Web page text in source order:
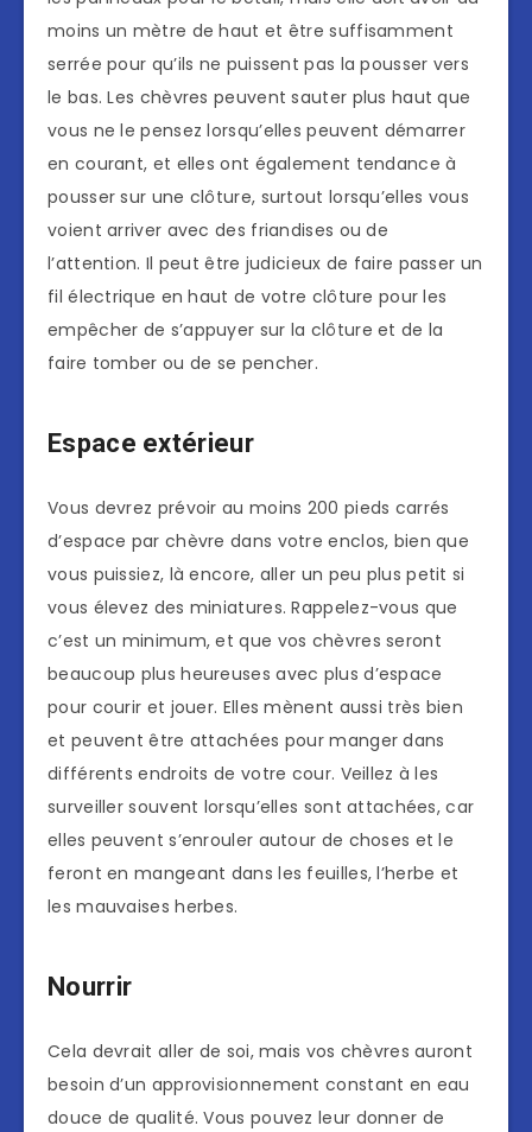
moins un mètre de haut et être suffisamment
serrée pour qu’ils ne puissent pas la pousser vers
le bas. Les chèvres peuvent sauter plus haut que
vous ne le pensez lorsqu’elles peuvent démarrer
en courant, et elles ont également tendance à
pousser sur une clôture, surtout lorsqu’elles vous
voient arriver avec des friandises ou de
l’attention. Il peut être judicieux de faire passer un
fil électrique en haut de votre clôture pour les
empêcher de s’appuyer sur la clôture et de la
faire tomber ou de se pencher.
Espace extérieur
Vous devrez prévoir au moins 200 pieds carrés
d’espace par chèvre dans votre enclos, bien que
vous puissiez, là encore, aller un peu plus petit si
vous élevez des miniatures. Rappelez-vous que
c’est un minimum, et que vos chèvres seront
beaucoup plus heureuses avec plus d’espace
pour courir et jouer. Elles mènent aussi très bien
et peuvent être attachées pour manger dans
différents endroits de votre cour. Veillez à les
surveiller souvent lorsqu’elles sont attachées, car
elles peuvent s’enrouler autour de choses et le
feront en mangeant dans les feuilles, l’herbe et
les mauvaises herbes.
Nourrir
Cela devrait aller de soi, mais vos chèvres auront
besoin d’un approvisionnement constant en eau
douce de qualité. Vous pouvez leur donner de